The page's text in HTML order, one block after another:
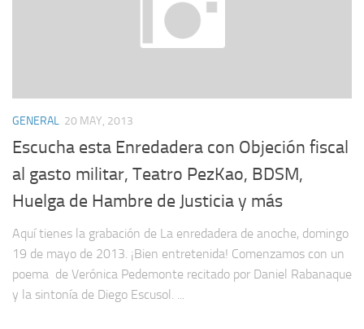
GENERAL 20 MAY, 2013
Escucha esta Enredadera con Objeción fiscal
al gasto militar, Teatro PezKao, BDSM,
Huelga de Hambre de Justicia y más
Aquí tienes la grabación de La enredadera de anoche, domingo
19 de mayo de 2013. ¡Bien entretenida! Comenzamos con un
poema de Verónica Pedemonte recitado por Daniel Rabanaque
y la sintonía de Diego Escusol. ...